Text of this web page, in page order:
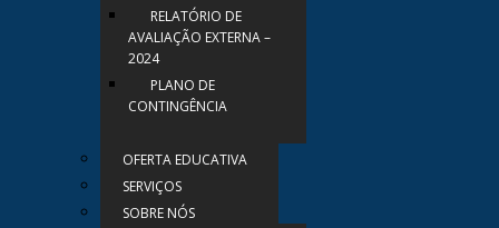
RELATÓRIO DE
AVALIAÇÃO EXTERNA –
2024
PLANO DE
CONTINGÊNCIA
OFERTA EDUCATIVA
SERVIÇOS
SOBRE NÓS